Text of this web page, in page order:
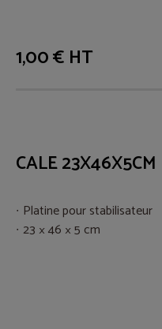
1,00 € HT
CALE 23X46X5CM
Platine pour stabilisateur
23 × 46 × 5 cm